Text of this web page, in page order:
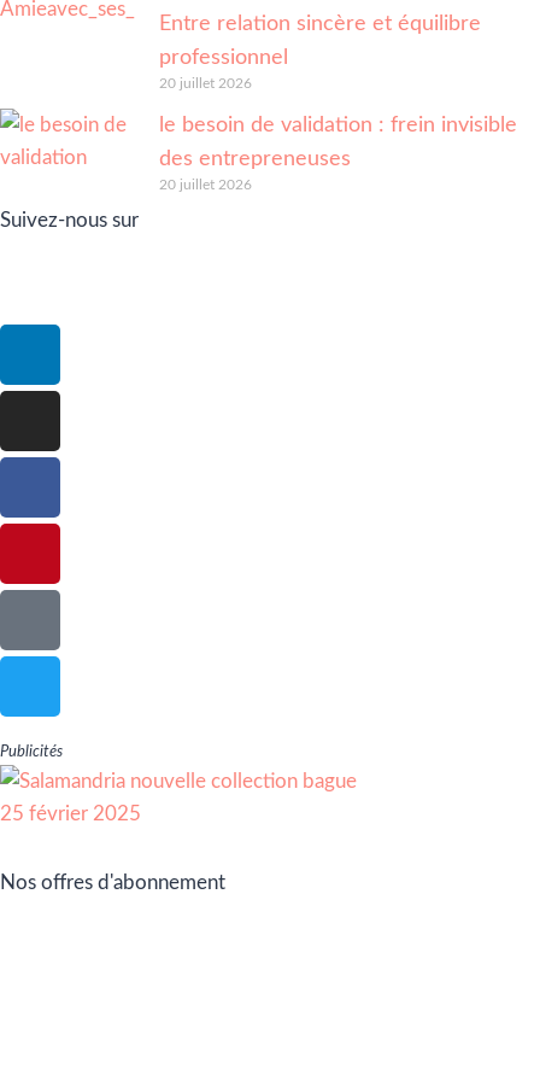
Entre relation sincère et équilibre
professionnel
20 juillet 2026
le besoin de validation : frein invisible
des entrepreneuses
20 juillet 2026
Suivez-nous sur
Publicités
Nos offres d'abonnement